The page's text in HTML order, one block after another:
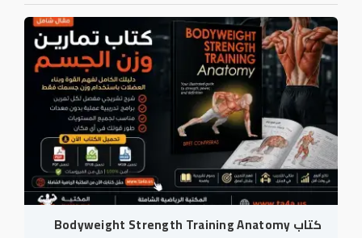
كتاب Bodyweight Strength Training Anatomy